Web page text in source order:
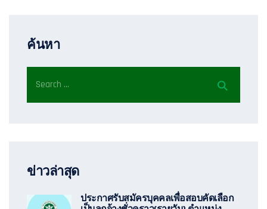
ค้นหา
ข่าวล่าสุด
ประกาศรับสมัครบุคคลเพื่อสอบคัดเลือก